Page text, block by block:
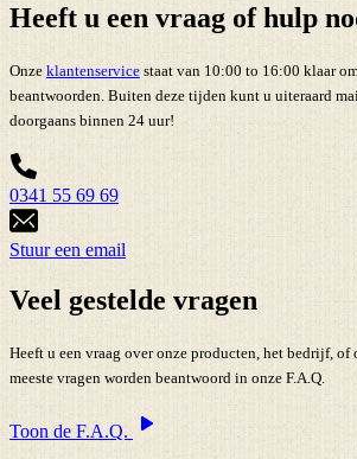
Heeft u een vraag of hulp
Onze klantenservice staat van 10:00 to 16:00 klaar
beantwoorden. Buiten deze tijden kunt u uiteraard
doorgaans binnen 24 uur!
0341 55 69 69
Stuur een email
Veel gestelde vragen
Heeft u een vraag over onze producten, het bedrijf, of
meeste vragen worden beantwoord in onze F.A.Q.
Toon de F.A.Q.